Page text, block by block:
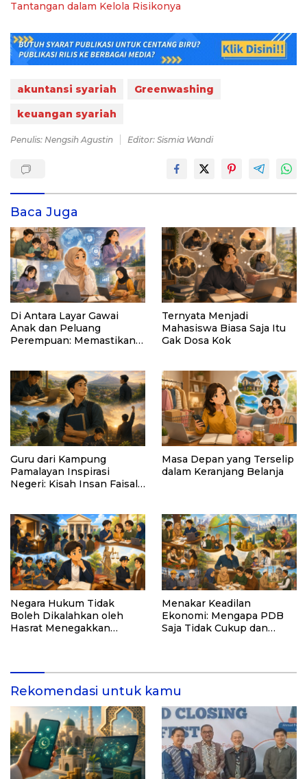
Tantangan dalam Kelola Risikonya
akuntansi syariah
Greenwashing
keuangan syariah
Penulis: Nengsih Agustin Editor: Sismia Wandi
Baca Juga
Di Antara Layar Gawai
Anak dan Peluang
Perempuan: Memastikan
Ternyata Menjadi
Mahasiswa Biasa Saja Itu
Gak Dosa Kok
Guru dari Kampung
Pamalayan Inspirasi
Negeri: Kisah Insan Faisal
Pelosok Negeri”
Masa Depan yang Terselip
dalam Keranjang Belanja
Negara Hukum Tidak
Boleh Dikalahkan oleh
Hasrat Menegakkan
Menakar Keadilan
Ekonomi: Mengapa PDB
Saja Tidak Cukup dan
Rekomendasi untuk kamu